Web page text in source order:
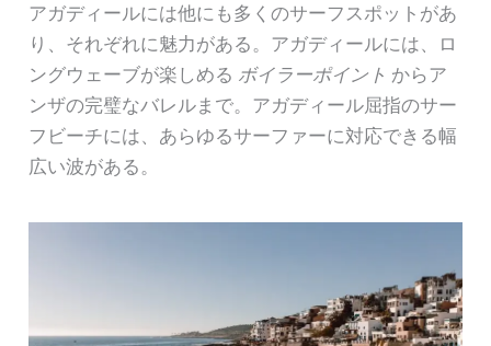
アガディールには他にも多くのサーフスポットがあ
り、それぞれに魅力がある。アガディールには、ロ
ングウェーブが楽しめる ボイラーポイント からア
ンザの完璧なバレルまで。アガディール屈指のサー
フビーチには、あらゆるサーファーに対応できる幅
広い波がある。